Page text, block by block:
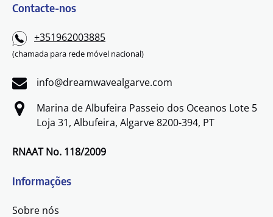
Contacte-nos
+351962003885
(chamada para rede móvel nacional)
info@dreamwavealgarve.com
Marina de Albufeira Passeio dos Oceanos Lote 5
Loja 31, Albufeira, Algarve 8200-394, PT
RNAAT No. 118/2009
Informações
Sobre nós